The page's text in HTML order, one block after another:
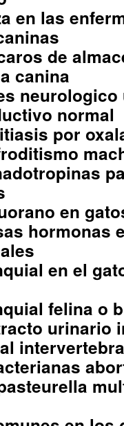
en las
de
canina
normal
por
en
hormonas
en el
felina o
urinario